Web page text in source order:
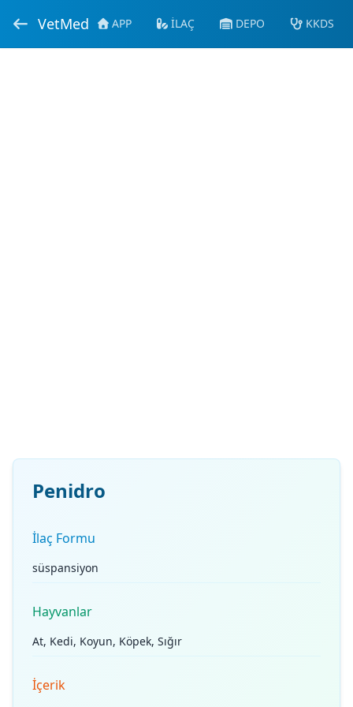
VetMed APP İLAÇ DEPO KKDS
Penidro
İlaç Formu
süspansiyon
Hayvanlar
At, Kedi, Koyun, Köpek, Sığır
İçerik